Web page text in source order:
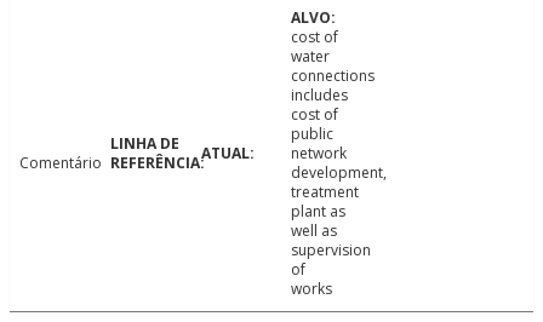
Comentário
cost of
water
connections
includes
cost of
public
network
development,
treatment
plant as
well as
supervision
of
works